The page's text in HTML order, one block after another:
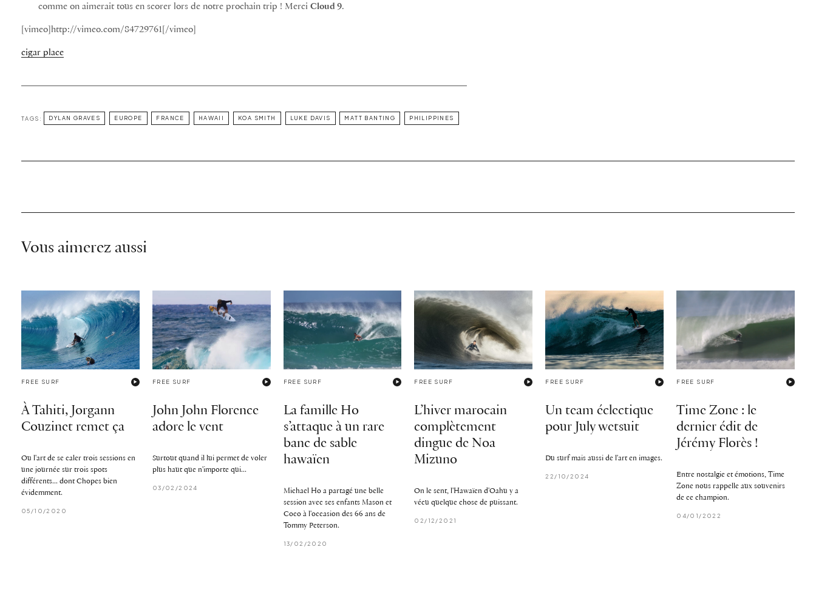
comme on aimerait tous en scorer lors de notre prochain trip ! Merci Cloud 9.
[vimeo]http://vimeo.com/84729761[/vimeo]
cigar place
TAGS: DYLAN GRAVES EUROPE FRANCE HAWAII KOA SMITH LUKE DAVIS MATT BANTING PHILIPPINES
Vous aimerez aussi
FREE SURF
À Tahiti, Jorgann
Couzinet remet ça
Ou l'art de se caler trois sessions en
une journée sur trois spots
différents... dont Chopes bien
évidemment.
05/10/2020
FREE SURF
John John Florence
adore le vent
Surtout quand il lui permet de voler
plus haut que n'importe qui...
03/02/2024
FREE SURF
La famille Ho
s’attaque à un rare
banc de sable
hawaïen
Michael Ho a partagé une belle
session avec ses enfants Mason et
Coco à l'occasion des 66 ans de
Tommy Peterson.
13/02/2020
FREE SURF
L’hiver marocain
complètement
dingue de Noa
Mizuno
On le sent, l'Hawaïen d'Oahu y a
vécu quelque chose de puissant.
02/12/2021
FREE SURF
Un team éclectique
pour July wetsuit
Du surf mais aussi de l'art en images.
22/10/2024
FREE SURF
Time Zone : le
dernier édit de
Jérémy Florès !
Entre nostalgie et émotions, Time
Zone nous rappelle aux souvenirs
de ce champion.
04/01/2022